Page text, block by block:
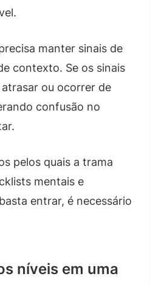
manter sinais de
contexto. Se os sinais
ou ocorrer de
confusão no
pelos quais a trama
mentais e
entrar, é necessário
níveis em uma